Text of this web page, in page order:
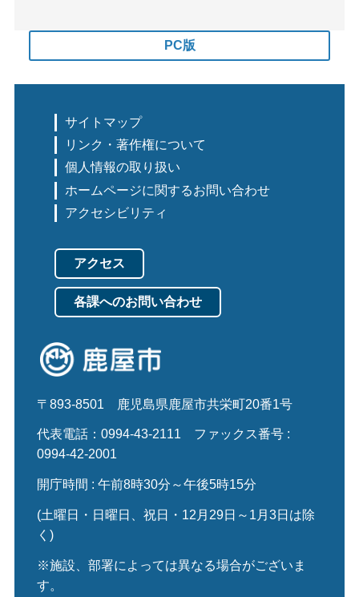
PC版
サイトマップ
リンク・著作権について
個人情報の取り扱い
ホームページに関するお問い合わせ
アクセシビリティ
アクセス
各課へのお問い合わせ
〒893-8501 鹿児島県鹿屋市共栄町20番1号
代表電話：0994-43-2111
ファックス番号 :
0994-42-2001
開庁時間 : 午前8時30分～午後5時15分
(土曜日・日曜日、祝日・12月29日～1月3日は除
く)
※施設、部署によっては異なる場合がございま
す。